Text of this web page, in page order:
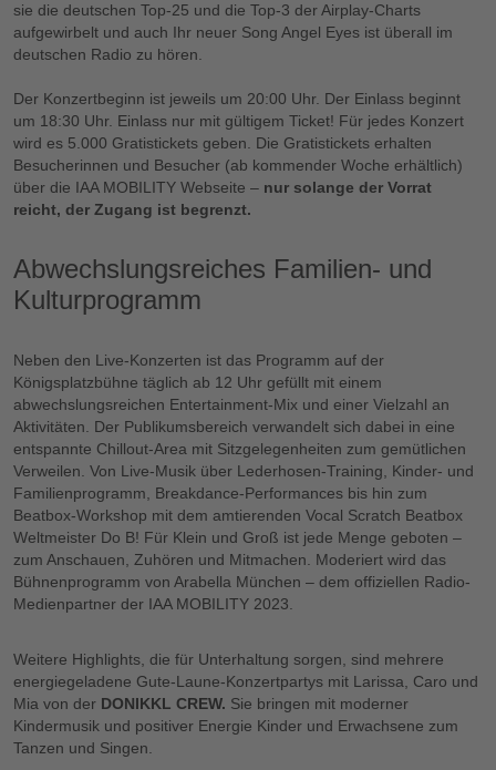
sie die deutschen Top-25 und die Top-3 der Airplay-Charts
aufgewirbelt und auch Ihr neuer Song Angel Eyes ist überall im
deutschen Radio zu hören.
Der Konzertbeginn ist jeweils um 20:00 Uhr. Der Einlass beginnt
um 18:30 Uhr. Einlass nur mit gültigem Ticket! Für jedes Konzert
wird es 5.000 Gratistickets geben. Die Gratistickets erhalten
Besucherinnen und Besucher (ab kommender Woche erhältlich)
über die IAA MOBILITY Webseite – nur solange der Vorrat
reicht, der Zugang ist begrenzt.
Abwechslungsreiches Familien- und
Kulturprogramm
Neben den Live-Konzerten ist das Programm auf der
Königsplatzbühne täglich ab 12 Uhr gefüllt mit einem
abwechslungsreichen Entertainment-Mix und einer Vielzahl an
Aktivitäten. Der Publikumsbereich verwandelt sich dabei in eine
entspannte Chillout-Area mit Sitzgelegenheiten zum gemütlichen
Verweilen. Von Live-Musik über Lederhosen-Training, Kinder- und
Familienprogramm, Breakdance-Performances bis hin zum
Beatbox-Workshop mit dem amtierenden Vocal Scratch Beatbox
Weltmeister Do B! Für Klein und Groß ist jede Menge geboten –
zum Anschauen, Zuhören und Mitmachen. Moderiert wird das
Bühnenprogramm von Arabella München – dem offiziellen Radio-
Medienpartner der IAA MOBILITY 2023.
Weitere Highlights, die für Unterhaltung sorgen, sind mehrere
energiegeladene Gute-Laune-Konzertpartys mit Larissa, Caro und
Mia von der DONIKKL CREW. Sie bringen mit moderner
Kindermusik und positiver Energie Kinder und Erwachsene zum
Tanzen und Singen.